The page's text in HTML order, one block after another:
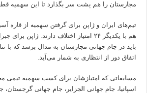
مجارستان را هم پشت سر بگذارد تا این سهمیه
تیم‌های ایران و ژاپن برای گرفتن سهمیه از قاره
هم با یکدیگر ۲۴ امتیاز اختلاف دارند. ژاپن
باید در جام جهانی مجارستان به مدال برسد که با
اتفاق دور از انتظاری به شمار می‌آید.
مسابقاتی که امتیازشان برای کسب سهمیه تیمی
اسپانیا، جام جهانی الجزایر، جام جهانی گرجستان،